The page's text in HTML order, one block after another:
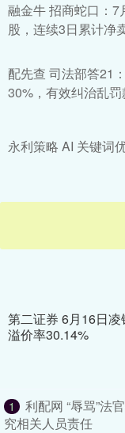
融金牛 招商蛇口：
股，连续3日累计净
配先查 司法部答21
30%，有效纠治乱罚
永利策略 AI 关键词
第二证券 6月16日
溢价率30.14%
1
利配网 “辱骂”法
究相关人员责任